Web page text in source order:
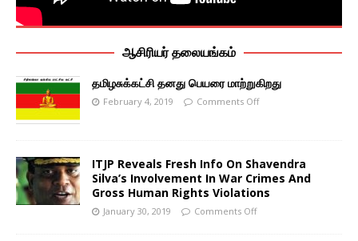
ஆசிரியர் தலையங்கம்
தமிழசுக்கட்சி தனது பெயரை மாற்றுகிறது
February 4, 2019 Comments Off
ITJP Reveals Fresh Info On Shavendra
Silva’s Involvement In War Crimes And
Gross Human Rights Violations
January 30, 2019 Comments Off